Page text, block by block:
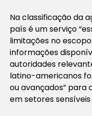
Na classificação da
país é um serviço
limitações no
informações
autoridades
latino-americanos
ou avançados” para
em setores